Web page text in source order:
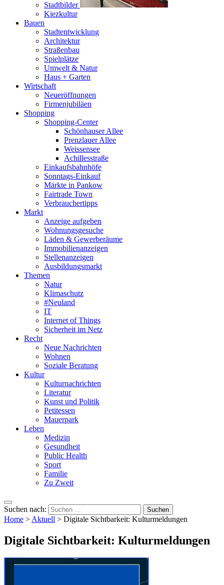
Stadtbilder
Kiezkultur
Bauen
Stadtentwicklung
Architektur
Straßenbau
Spielplätze
Umwelt & Natur
Haus + Garten
Wirtschaft
Neueröffnungen
Firmenjubiläen
Shopping
Shopping-Center
Schönhauser Allee
Prenzlauer Allee
Weissensee
Achillesstraße
Einkaufsbahnhöfe
Sonntags-Einkauf
Märkte in Pankow
Fairtrade Town
Verbrauchertipps
Markt
Anzeige aufgeben
Wohnungsgesuche
Läden & Gewerberäume
Immobilienanzeigen
Stellenanzeigen
Ausbildungsmarkt
Themen
Natur
Klimaschutz
#Neuland
IT
Internet of Things
Sicherheit im Netz
Recht
Neue Nachrichten
Wohnen
Soziale Beratung
Kultur
Kulturnachrichten
Literatur
Kunst und Politik
Petitessen
Mauerpark
Leben
Medizin
Gesundheit
Public Health
Sport
Familie
Zu Zweit
Suchen nach:
Home >Aktuell > Digitale Sichtbarkeit: Kulturmeldungen
Digitale Sichtbarkeit: Kulturmeldungen